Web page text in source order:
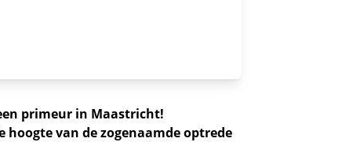
primeur in Maastricht!
van de zogenaamde optrede